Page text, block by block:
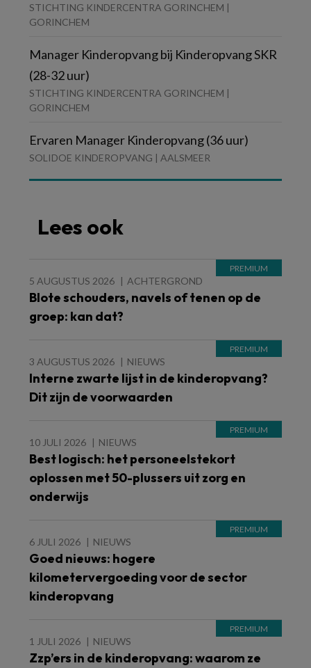
STICHTING KINDERCENTRA GORINCHEM |
GORINCHEM
Manager Kinderopvang bij Kinderopvang SKR
(28-32 uur)
STICHTING KINDERCENTRA GORINCHEM |
GORINCHEM
Ervaren Manager Kinderopvang (36 uur)
SOLIDOE KINDEROPVANG | AALSMEER
Lees ook
5 AUGUSTUS 2026 ACHTERGROND
Blote schouders, navels of tenen op de
groep: kan dat?
3 AUGUSTUS 2026 NIEUWS
Interne zwarte lijst in de kinderopvang?
Dit zijn de voorwaarden
10 JULI 2026 NIEUWS
Best logisch: het personeelstekort
oplossen met 50-plussers uit zorg en
onderwijs
6 JULI 2026 NIEUWS
Goed nieuws: hogere
kilometervergoeding voor de sector
kinderopvang
1 JULI 2026 NIEUWS
Zzp’ers in de kinderopvang: waarom ze